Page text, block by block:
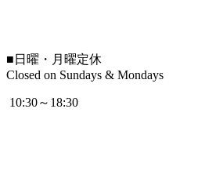
■ 日曜・月曜定休
Closed on Sundays & Mondays
10:30～18:30